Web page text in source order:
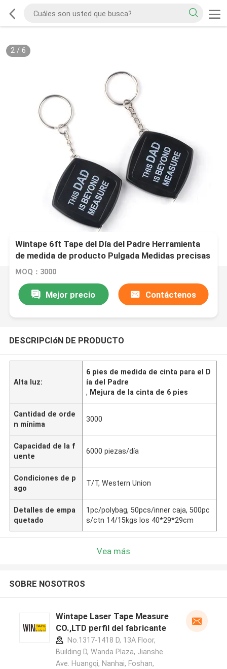
2/ 6
Wintape 6ft Tape del Día del Padre Herramienta
de medida de producto Pulgada Medidas precisas
para Tamaño de neumático u objetos pequeños
MOQ：3000
Mejor precio Contáctenos
DESCRIPCIóN DE PRODUCTO
Alta luz:
6 pies de medida de cinta para el D
ía del Padre
, Mejura de la cinta de 6 pies
Cantidad de orde
n mínima
3000
Capacidad de la f
uente
6000 piezas/día
Condiciones de p
ago
T/T, Western Union
Detalles de empa
quetado
1pc/polybag, 50pcs/inner caja, 500pc
s/ctn 14/15kgs los 40*29*29cm
Vea más
SOBRE NOSOTROS
Wintape Laser Tape Measure
CO.,LTD perfil del fabricante
No.1317-1418 D, 13A Floor,
Building D, Wanda Plaza, Jianshe
Ave. Huangqi, Nanhai, Foshan,